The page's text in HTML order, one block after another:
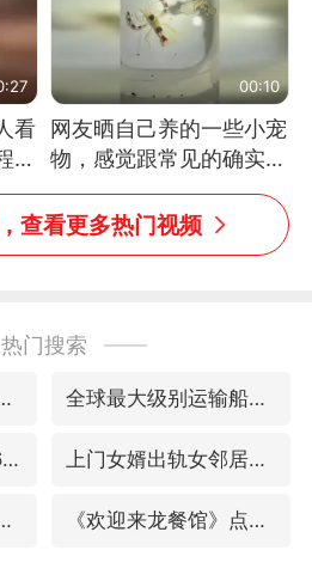
看
气
终
定
00:10
网友晒自己养的一些小宠
物，感觉跟常见的确实有
些不一样
查看更多热门视频
热门搜索
者拦截导弹 全球最大级别运输船通过长江大桥
浙江省甬江发生2026年第1号洪水 上门女婿出轨女邻居多年被判重婚罪
最后轨迹已确认 《欢迎来龙餐馆》点映及预售总票房破亿